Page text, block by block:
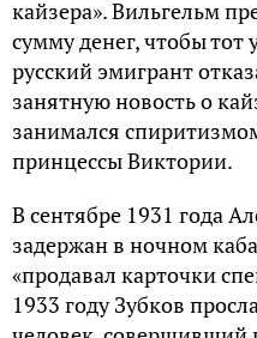
кайзера». Вильгельм
сумму денег, чтобы тот
русский эмигрант
занятную новость о
занимался
принцессы Виктории.
В сентябре 1931 года
задержан в ночном
«продавал карточки
1933 году Зубков